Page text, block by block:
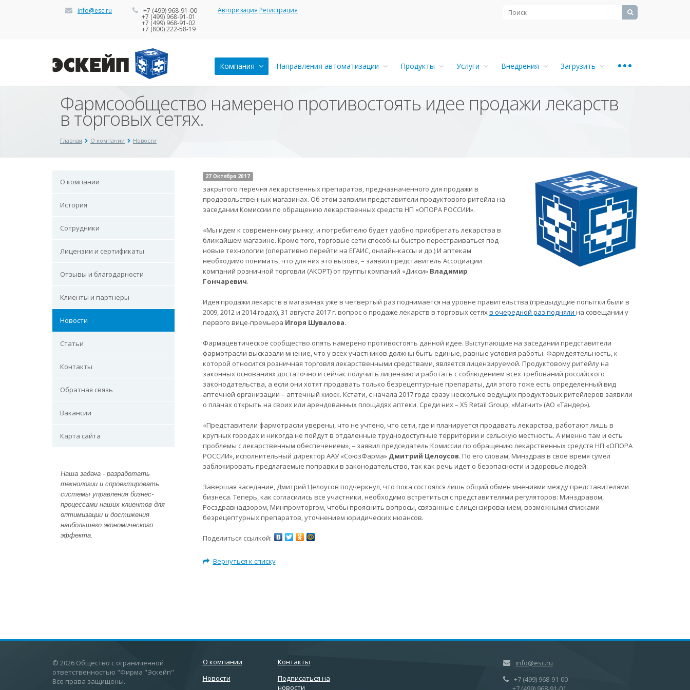
info@esc.ru +7 (499) 968-91-00
+7 (499) 968-91-01
+7 (499) 968-91-02
+7 (800) 222-58-19
Авторизация Регистрация
Компания Направления автоматизации Продукты Услуги Внедрения Загрузить ...
Фармсообщество намерено противостоять идее продажи лекарств
в торговых сетях.
Главная О компании Новости
О компании
История
Сотрудники
Лицензии и сертификаты
Отзывы и благодарности
Клиенты и партнеры
Новости
Статьи
Контакты
Обратная связь
Вакансии
Карта сайта
Наша задача - разработать
технологии и спроектировать
системы управления бизнес-
процессами наших клиентов для
оптимизации и достижения
наибольшего экономического
эффекта.
27 Октября 2017
закрытого перечня лекарственных препаратов, предназначенного для продажи в
продовольственных магазинах. Об этом заявили представители продуктового ритейла на
заседании Комиссии по обращению лекарственных средств НП «ОПОРА РОССИИ».
«Мы идем к современному рынку, и потребителю будет удобно приобретать лекарства в
ближайшем магазине. Кроме того, торговые сети способны быстро перестраиваться под
новые технологии (оперативно перейти на ЕГАИС, онлайн-кассы и др.) И аптекам
необходимо понимать, что для них это вызов», – заявил представитель Ассоциации
компаний розничной торговли (АКОРТ) от группы компаний «Дикси» Владимир
Гончаревич.
Идея продажи лекарств в магазинах уже в четвертый раз поднимается на уровне правительства (предыдущие попытки были в
2009, 2012 и 2014 годах), 31 августа 2017 г. вопрос о продаже лекарств в торговых сетяхв очередной раз подняли на совещании у
первого вице-премьера Игоря Шувалова.
Фармацевтическое сообщество опять намерено противостоять данной идее. Выступающие на заседании представители
фармотрасли высказали мнение, что у всех участников должны быть единые, равные условия работы. Фармдеятельность, к
которой относится розничная торговля лекарственными средствами, является лицензируемой. Продуктовому ритейлу на
законных основаниях достаточно и сейчас получить лицензию и работать с соблюдением всех требований российского
законодательства, а если они хотят продавать только безрецептурные препараты, для этого тоже есть определенный вид
аптечной организации – аптечный киоск. Кстати, с начала 2017 года сразу несколько ведущих продуктовых ритейлеров заявили
о планах открыть на своих или арендованных площадях аптеки. Среди них – X5 Retail Group, «Магнит» (АО «Тандер»).
«Представители фармотрасли уверены, что не учтено, что сети, где и планируется продавать лекарства, работают лишь в
крупных городах и никогда не пойдут в отдаленные труднодоступные территории и сельскую местность. А именно там и есть
проблемы с лекарственным обеспечением», – заявил председатель Комиссии по обращению лекарственных средств НП «ОПОРА
РОССИИ», исполнительный директор ААУ «СоюзФарма» Дмитрий Целоусов. По его словам, Минздрав в свое время сумел
заблокировать предлагаемые поправки в законодательство, так как речь идет о безопасности и здоровье людей.
Завершая заседание, Дмитрий Целоусов подчеркнул, что пока состоялся лишь общий обмен мнениями между представителями
бизнеса. Теперь, как согласились все участники, необходимо встретиться с представителями регуляторов: Минздравом,
Росздравнадзором, Минпромторгом, чтобы прояснить вопросы, связанные с лицензированием, возможными списками
безрецептурных препаратов, уточнением юридических нюансов.
Поделиться ссылкой:
Вернуться к списку
© 2026 Общество с ограниченной
ответственностью "Фирма "Эскейп"
Все права защищены.
О компании
Новости
Контакты
Подписаться на
новости
info@esc.ru
+7 (499) 968-91-00